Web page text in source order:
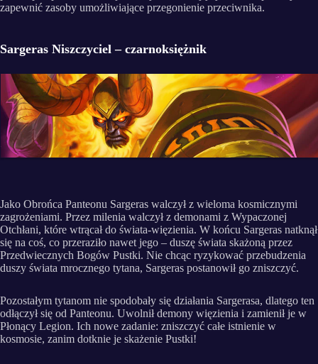
zapewnić zasoby umożliwiające przegonienie przeciwnika.
Sargeras Niszczyciel – czarnoksiężnik
Jako Obrońca Panteonu Sargeras walczył z wieloma kosmicznymi
zagrożeniami. Przez milenia walczył z demonami z Wypaczonej
Otchłani, które wtrącał do świata-więzienia. W końcu Sargeras natknął
się na coś, co przeraziło nawet jego – duszę świata skażoną przez
Przedwiecznych Bogów Pustki. Nie chcąc ryzykować przebudzenia
duszy świata mrocznego tytana, Sargeras postanowił go zniszczyć.
Pozostałym tytanom nie spodobały się działania Sargerasa, dlatego ten
odłączył się od Panteonu. Uwolnił demony więzienia i zamienił je w
Płonący Legion. Ich nowe zadanie: zniszczyć całe istnienie w
kosmosie, zanim dotknie je skażenie Pustki!